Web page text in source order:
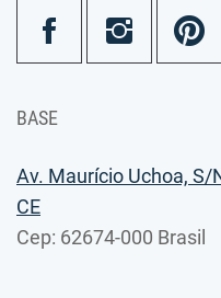
BASE
Av. Maurício Uchoa, S/
CE
Cep: 62674-000 Brasil